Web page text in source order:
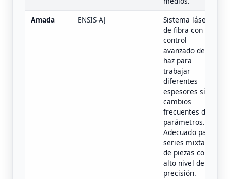
Amada
ENSIS-AJ
Sistema láser
de fibra con
control
avanzado del
haz para
trabajar
diferentes
espesores sin
cambios
frecuentes de
parámetros.
Adecuado para
series mixtas
de piezas con
alto nivel de
precisión.